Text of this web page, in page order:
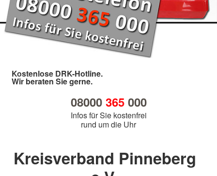
Kostenlose DRK-Hotline.
Wir beraten Sie gerne.
08000 365000
Infos für Sie kostenfrei
rund um die Uhr
Kreisverband Pinneberg